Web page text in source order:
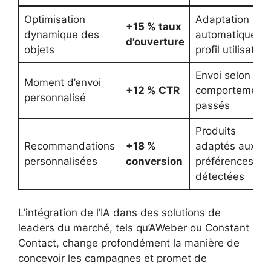
Optimisation
dynamique des
objets
+15 % taux
d’ouverture
Adaptation
automatique au
profil utilisateur
Moment d’envoi
personnalisé
+12 % CTR
Envoi selon
passés
Recommandations
personnalisées
+18 %
conversion
Produits
adaptés aux
préférences
détectées
L’intégration de l’IA dans des solutions de
leaders du marché, tels qu’AWeber ou Constant
Contact, change profondément la manière de
concevoir les campagnes et promet de